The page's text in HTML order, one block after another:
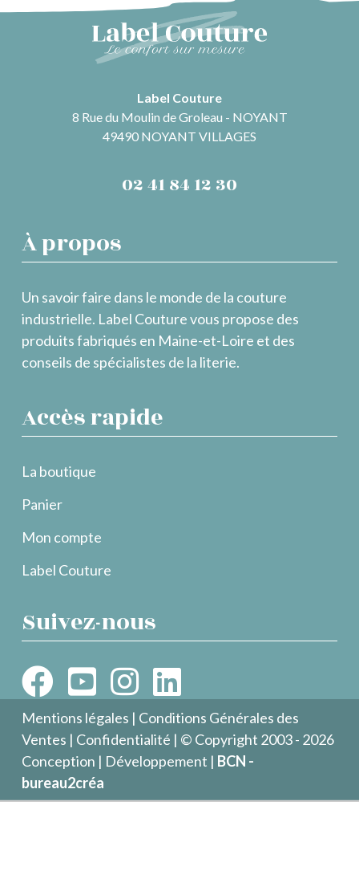
Label Couture
8 Rue du Moulin de Groleau - NOYANT
49490 NOYANT VILLAGES
02 41 84 12 30
À propos
Un savoir faire dans le monde de la couture
industrielle. Label Couture vous propose des
produits fabriqués en Maine-et-Loire et des
conseils de spécialistes de la literie.
Accès rapide
La boutique
Panier
Mon compte
Label Couture
Suivez-nous
Mentions légales | Conditions Générales des
Ventes | Confidentialité | © Copyright 2003 - 2026
Conception | Développement | BCN -
bureau2créa